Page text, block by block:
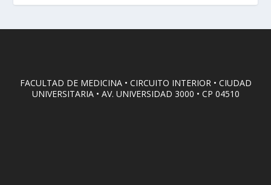
FACULTAD DE MEDICINA • CIRCUITO INTERIOR • CIUDAD
UNIVERSITARIA • AV. UNIVERSIDAD 3000 • CP 04510